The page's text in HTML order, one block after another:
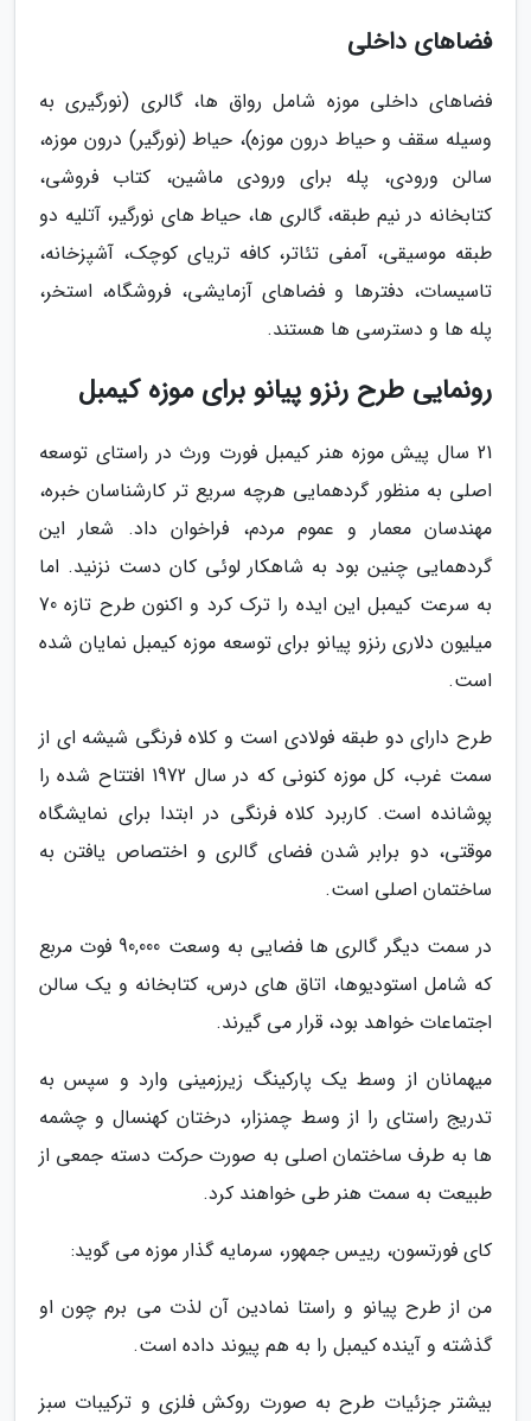
فضاهای داخلی
فضاهای داخلی موزه شامل رواق ها، گالری (نورگیری به
وسیله سقف و حیاط درون موزه)، حیاط (نورگیر) درون موزه،
سالن ورودی، پله برای ورودی ماشین، کتاب فروشی،
کتابخانه در نیم طبقه، گالری ها، حیاط های نورگیر، آتلیه دو
طبقه موسیقی، آمفی تئاتر، کافه تریای کوچک، آشپزخانه،
تاسیسات، دفترها و فضاهای آزمایشی، فروشگاه، استخر،
پله ها و دسترسی ها هستند.
رونمایی طرح رنزو پیانو برای موزه کیمبل
21 سال پیش موزه هنر کیمبل فورت ورث در راستای توسعه
اصلی به منظور گردهمایی هرچه سریع تر کارشناسان خبره،
مهندسان معمار و عموم مردم، فراخوان داد. شعار این
گردهمایی چنین بود به شاهکار لوئی کان دست نزنید. اما
به سرعت کیمبل این ایده را ترک کرد و اکنون طرح تازه 70
میلیون دلاری رنزو پیانو برای توسعه موزه کیمبل نمایان شده
است.
طرح دارای دو طبقه فولادی است و کلاه فرنگی شیشه ای از
سمت غرب، کل موزه کنونی که در سال 1972 افتتاح شده را
پوشانده است. کاربرد کلاه فرنگی در ابتدا برای نمایشگاه
موقتی، دو برابر شدن فضای گالری و اختصاص یافتن به
ساختمان اصلی است.
در سمت دیگر گالری ها فضایی به وسعت 90,000 فوت مربع
که شامل استودیوها، اتاق های درس، کتابخانه و یک سالن
اجتماعات خواهد بود، قرار می گیرند.
میهمانان از وسط یک پارکینگ زیرزمینی وارد و سپس به
تدریج راستای را از وسط چمنزار، درختان کهنسال و چشمه
ها به طرف ساختمان اصلی به صورت حرکت دسته جمعی از
طبیعت به سمت هنر طی خواهند کرد.
کای فورتسون، رییس جمهور، سرمایه گذار موزه می گوید:
من از طرح پیانو و راستا نمادین آن لذت می برم چون او
گذشته و آینده کیمبل را به هم پیوند داده است.
بیشتر جزئیات طرح به صورت روکش فلزی و ترکیبات سبز